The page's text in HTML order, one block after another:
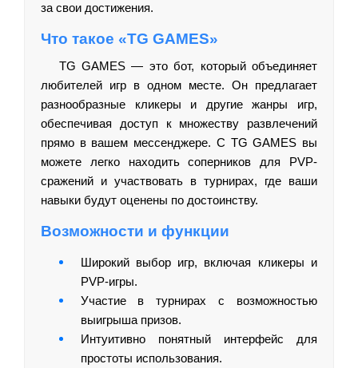
за свои достижения.
Что такое «TG GAMES»
TG GAMES — это бот, который объединяет
любителей игр в одном месте. Он предлагает
разнообразные кликеры и другие жанры игр,
обеспечивая доступ к множеству развлечений
прямо в вашем мессенджере. С TG GAMES вы
можете легко находить соперников для PVP-
сражений и участвовать в турнирах, где ваши
навыки будут оценены по достоинству.
Возможности и функции
Широкий выбор игр, включая кликеры и
PVP-игры.
Участие в турнирах с возможностью
выигрыша призов.
Интуитивно понятный интерфейс для
простоты использования.